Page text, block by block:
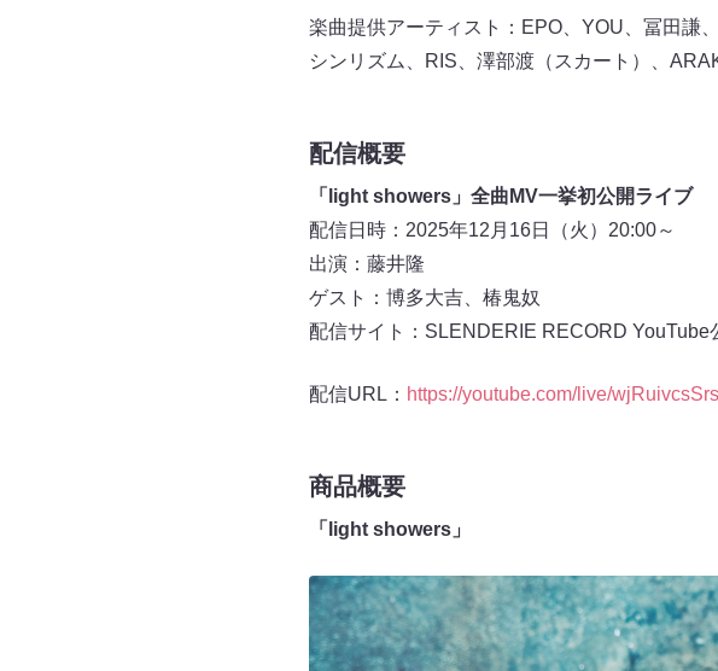
楽曲提供アーティスト：EPO、YOU、冨田謙
シンリズム、RIS、澤部渡（スカート）、
配信概要
「light showers」全曲MV一挙初公開ライブ
配信日時：2025年12月16日（火）20:00～
出演：藤井隆
ゲスト：博多大吉、椿鬼奴
配信サイト：SLENDERIE RECORD YouTube
配信URL： https://youtube.com/live/
商品概要
「light showers」